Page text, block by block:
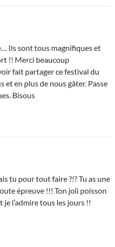
Ils sont tous magnifiques et
!! Merci beaucoup
fait partager ce festival du
et en plus de nous gâter. Passe
Bisous
tu pour tout faire ?!? Tu as une
épreuve !!! Ton joli poisson
l’admire tous les jours !!